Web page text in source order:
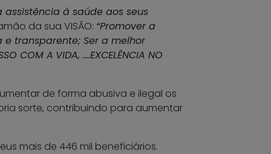
assistência à saúde aos seus
da sua VISÃO: “Promover a
transparente; Ser a melhor
COM A VIDA, ….EXCELÊNCIA NO
de forma abusiva e ilegal os
sorte, contribuindo para aumentar
mais de 446 mil beneficiários.